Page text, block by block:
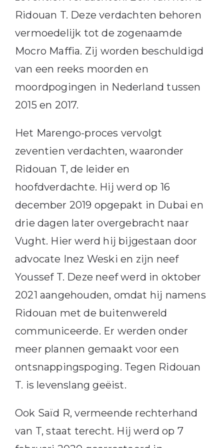
Ridouan T. Deze verdachten behoren
vermoedelijk tot de zogenaamde
Mocro Maffia. Zij worden beschuldigd
van een reeks moorden en
moordpogingen in Nederland tussen
2015 en 2017.
Het Marengo-proces vervolgt
zeventien verdachten, waaronder
Ridouan T, de leider en
hoofdverdachte. Hij werd op 16
december 2019 opgepakt in Dubai en
drie dagen later overgebracht naar
Vught. Hier werd hij bijgestaan door
advocate Inez Weski en zijn neef
Youssef T. Deze neef werd in oktober
2021 aangehouden, omdat hij namens
Ridouan met de buitenwereld
communiceerde. Er werden onder
meer plannen gemaakt voor een
ontsnappingspoging. Tegen Ridouan
T. is levenslang geëist.
Ook Saïd R, vermeende rechterhand
van T, staat terecht. Hij werd op 7